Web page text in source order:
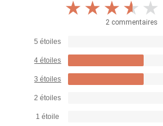
2 commentaires
5 étoiles
4 étoiles
3 étoiles
2 étoiles
1 étoile